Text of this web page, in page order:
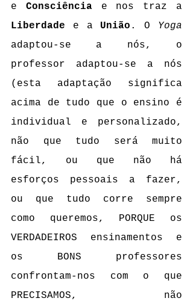
e Consciência
Liberdade e a União . O Yoga
adaptou-se a nós, o
professor adaptou-se a nós
(esta adaptação significa
acima de tudo que o ensino é
individual e personalizado,
não que tudo será muito
fácil, ou que não há
esforços pessoais a fazer,
ou que tudo corre sempre
como queremos, PORQUE os
VERDADEIROS ensinamentos e
os BONS professores
confrontam-nos com o que
PRECISAMOS, não